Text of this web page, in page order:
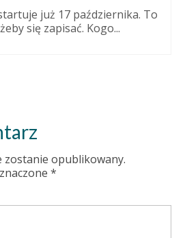
już 17 października. To
się zapisać. Kogo...
zostanie opublikowany.
*